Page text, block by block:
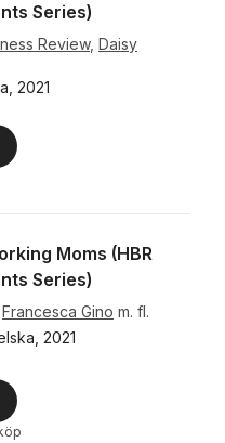
Series)
Review, Daisy
2021
Moms (HBR
Series)
Francesca Gino m. fl.
2021